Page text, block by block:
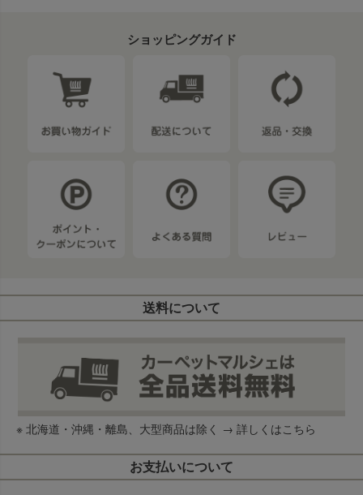
ショッピングガイド
送料について
※ 北海道・沖縄・離島、大型商品は除く → 詳しくはこちら
お支払いについて